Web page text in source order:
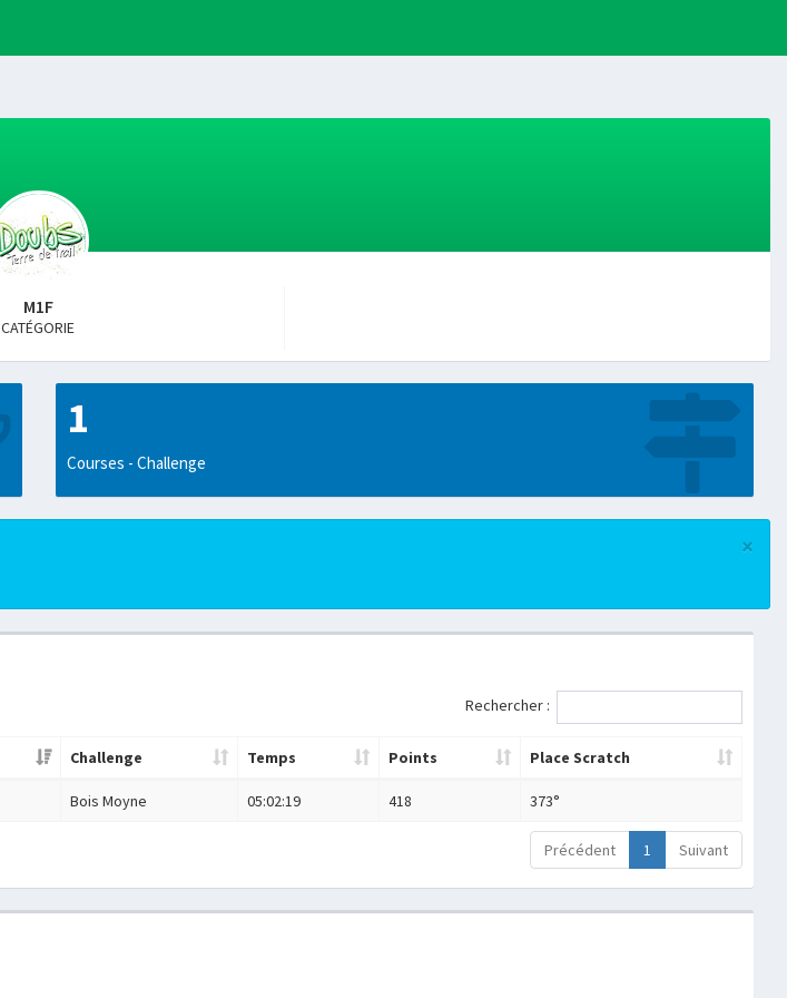
M1F
CATÉGORIE
1
Courses - Challenge
×
Rechercher :
Challenge Temps Points Place Scratch
Bois Moyne 05:02:19 418 373°
Précédent 1 Suivant